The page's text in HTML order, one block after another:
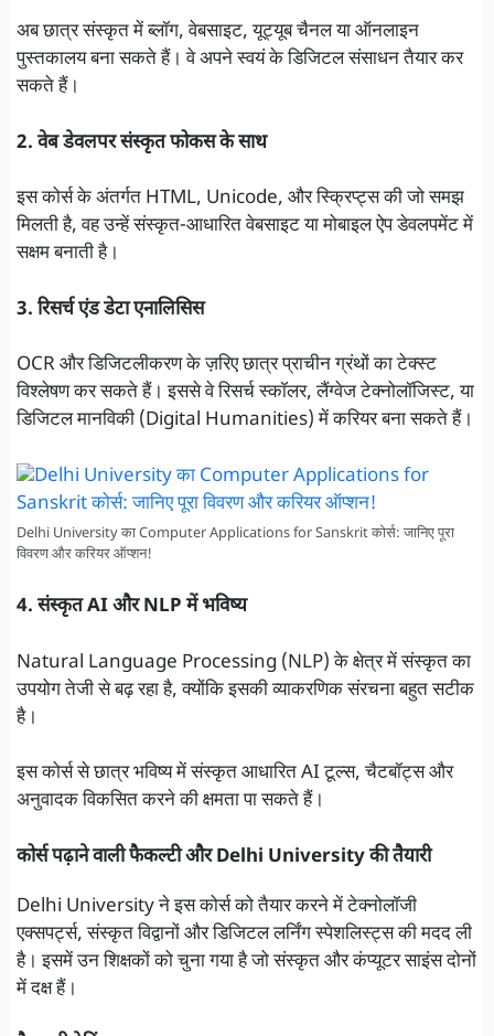
अब छात्र संस्कृत में ब्लॉग, वेबसाइट, यूट्यूब चैनल या ऑनलाइन
पुस्तकालय बना सकते हैं। वे अपने स्वयं के डिजिटल संसाधन तैयार कर
सकते हैं।
2. वेब डेवलपर संस्कृत फोकस के साथ
इस कोर्स के अंतर्गत HTML, Unicode, और स्क्रिप्ट्स की जो समझ
मिलती है, वह उन्हें संस्कृत-आधारित वेबसाइट या मोबाइल ऐप डेवलपमेंट में
सक्षम बनाती है।
3. रिसर्च एंड डेटा एनालिसिस
OCR और डिजिटलीकरण के ज़रिए छात्र प्राचीन ग्रंथों का टेक्स्ट
विश्लेषण कर सकते हैं। इससे वे रिसर्च स्कॉलर, लैंग्वेज टेक्नोलॉजिस्ट, या
डिजिटल मानविकी (Digital Humanities) में करियर बना सकते हैं।
Delhi University का Computer Applications for Sanskrit कोर्स: जानिए पूरा
विवरण और करियर ऑप्शन!
4. संस्कृत AI और NLP में भविष्य
Natural Language Processing (NLP) के क्षेत्र में संस्कृत का
उपयोग तेजी से बढ़ रहा है, क्योंकि इसकी व्याकरणिक संरचना बहुत सटीक
है।
इस कोर्स से छात्र भविष्य में संस्कृत आधारित AI टूल्स, चैटबॉट्स और
अनुवादक विकसित करने की क्षमता पा सकते हैं।
कोर्स पढ़ाने वाली फैकल्टी और Delhi University की तैयारी
Delhi University ने इस कोर्स को तैयार करने में टेक्नोलॉजी
एक्सपर्ट्स, संस्कृत विद्वानों और डिजिटल लर्निंग स्पेशलिस्ट्स की मदद ली
है। इसमें उन शिक्षकों को चुना गया है जो संस्कृत और कंप्यूटर साइंस दोनों
में दक्ष हैं।